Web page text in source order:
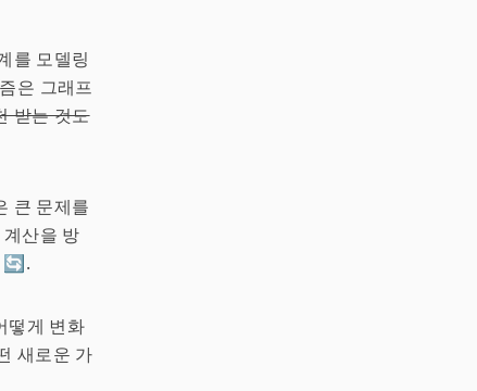
를 모델링
은 그래프
받는 것도
큰 문제를
산을 방
떻게 변화
새로운 가